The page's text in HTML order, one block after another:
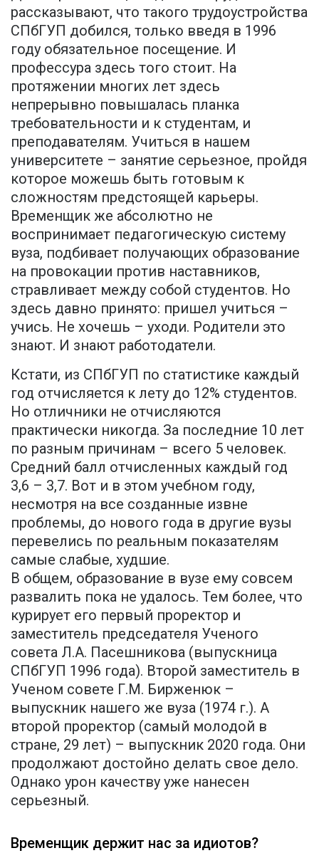
рассказывают, что такого трудоустройства
СПбГУП добился, только введя в 1996
году обязательное посещение. И
профессура здесь того стоит. На
протяжении многих лет здесь
непрерывно повышалась планка
требовательности и к студентам, и
преподавателям. Учиться в нашем
университете – занятие серьезное, пройдя
которое можешь быть готовым к
сложностям предстоящей карьеры.
Временщик же абсолютно не
воспринимает педагогическую систему
вуза, подбивает получающих образование
на провокации против наставников,
стравливает между собой студентов. Но
здесь давно принято: пришел учиться –
учись. Не хочешь – уходи. Родители это
знают. И знают работодатели.
Кстати, из СПбГУП по статистике каждый
год отчисляется к лету до 12% студентов.
Но отличники не отчисляются
практически никогда. За последние 10 лет
по разным причинам – всего 5 человек.
Средний балл отчисленных каждый год
3,6 – 3,7. Вот и в этом учебном году,
несмотря на все созданные извне
проблемы, до нового года в другие вузы
перевелись по реальным показателям
самые слабые, худшие.
В общем, образование в вузе ему совсем
развалить пока не удалось. Тем более, что
курирует его первый проректор и
заместитель председателя Ученого
совета Л.А. Пасешникова (выпускница
СПбГУП 1996 года). Второй заместитель в
Ученом совете Г.М. Бирженюк –
выпускник нашего же вуза (1974 г.). А
второй проректор (самый молодой в
стране, 29 лет) – выпускник 2020 года. Они
продолжают достойно делать свое дело.
Однако урон качеству уже нанесен
серьезный.
Временщик держит нас за идиотов?